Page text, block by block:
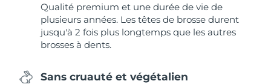
Qualité premium et une durée de vie de
plusieurs années. Les têtes de brosse durent
jusqu'à 2 fois plus longtemps que les autres
brosses à dents.
Sans cruauté et végétalien